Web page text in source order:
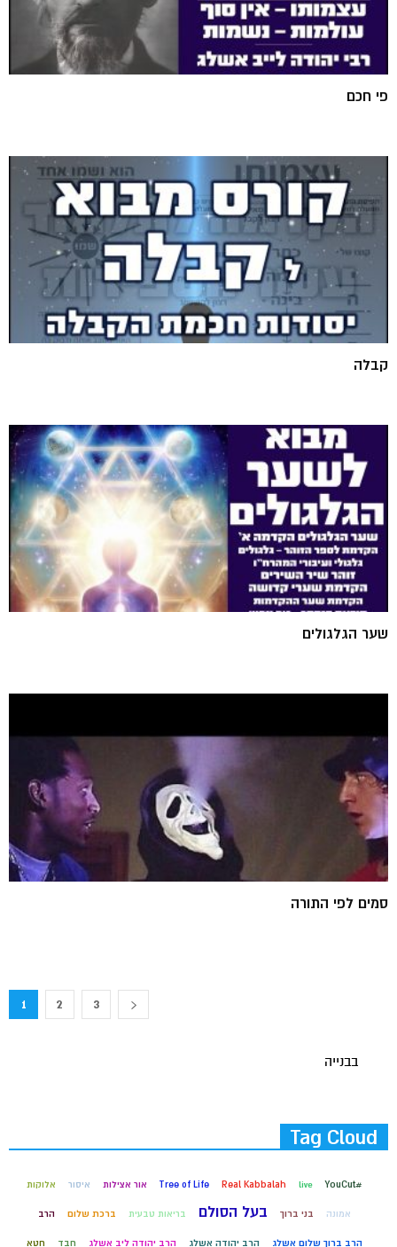
פי חכם
קבלה
שער הגלגולים
סמים לפי התורה
1 2 3
בבנייה
Tag Cloud
#YouCut
live
Real Kabbalah
Tree of Life אור אצילות איסור אלוקות
אמונה בני ברוך בעל הסולם בריאות טבעית ברכת שלום הרב
הרב ברוך שלום אשלג הרב יהודה אשלג הרב יהודה ליב אשלג חבד חטא